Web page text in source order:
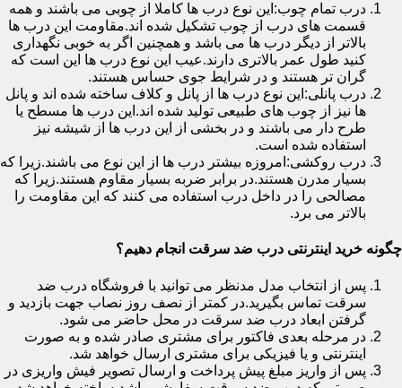
درب تمام چوب:این نوع درب ها کاملا از چوبی می باشند و همه
قسمت های درب از چوب تشکیل شده اند.مقاومت این درب ها
بالاتر از دیگر درب ها می باشد و همچنین اگر به خوبی نگهداری
کنید طول عمر بالاتری دارند.عیب این نوع درب ها این است که
گران تر هستند و در شرایط جوی حساس هستند.
درب پانلی:این نوع درب ها از پانل و کلاف ساخته شده اند و پانل
ها نیز از چوب های طبیعی تولید شده اند.این درب ها مسطح یا
طرح دار می باشند و در بخشی از این درب ها از شیشه نیز
استفاده شده است.
درب روکشی:امروزه بیشتر درب ها از این نوع می باشند.زیرا که
بسیار مدرن هستند.در برابر ضربه بسیار مقاوم هستند.زیرا که
مصالحی را در داخل درب استفاده می کنند که این مقاومت را
بالاتر می برد.
چگونه خرید اینترنتی درب ضد سرقت انجام دهیم؟
پس از انتخاب مدل مدنظر می توانید با فروشگاه درب ضد
سرقت تماس بگیرید.در کمتر از نصف روز نصاب جهت بازدید و
گرفتن ابعاد درب ضد سرقت در محل حاضر می شود.
در مرحله بعدی فاکتور برای مشتری صادر شده و به صورت
اینترنتی و یا فیزیکی برای مشتری ارسال خواهد شد.
پس از واریز مبلغ پیش پرداخت و ارسال تصویر فیش واریزی در